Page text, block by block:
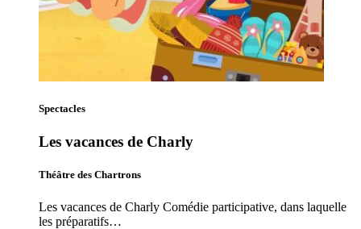
Spectacles
Les vacances de Charly
Théâtre des Chartrons
Les vacances de Charly Comédie participative, dans laquelle
les préparatifs…